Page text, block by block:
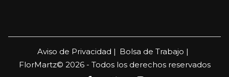
Aviso de Privacidad | Bolsa de Trabajo |
FlorMartz© 2026 - Todos los derechos reservados